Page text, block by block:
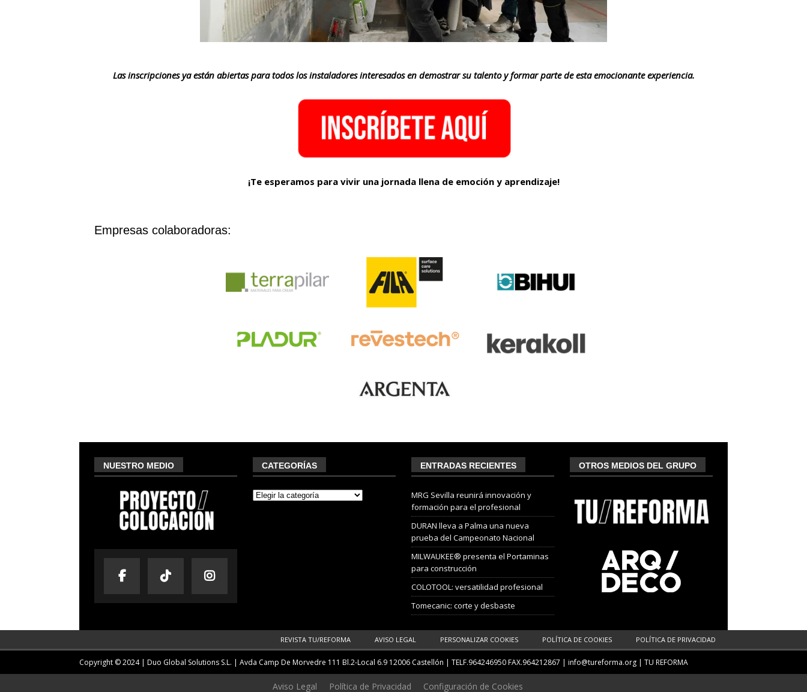
Las inscripciones ya están abiertas para todos los instaladores interesados en demostrar su talento y formar parte de esta emocionante experiencia.
¡Te esperamos para vivir una jornada llena de emoción y aprendizaje!
Empresas colaboradoras:
NUESTRO MEDIO CATEGORÍAS ENTRADAS RECIENTES
MRG Sevilla reunirá innovación y
formación para el profesional
DURAN lleva a Palma una nueva
prueba del Campeonato Nacional
MILWAUKEE® presenta el Portaminas
para construcción
COLOTOOL: versatilidad profesional
Tomecanic: corte y desbaste
OTROS MEDIOS DEL GRUPO
REVISTA TU/REFORMA AVISO LEGAL PERSONALIZAR COOKIES POLÍTICA DE COOKIES POLÍTICA DE PRIVACIDAD
Copyright © 2024 | Duo Global Solutions S.L. | Avda Camp De Morvedre 111 Bl.2-Local 6.9 12006 Castellón | TELF.964246950FAX.964212867 | info@tureforma.org | TU REFORMA
Aviso Legal Política de Privacidad Configuración de Cookies